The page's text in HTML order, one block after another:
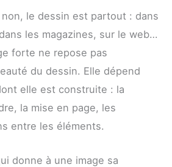
non, le dessin est partout : dans
les magazines, sur le web…
forte ne repose pas
du dessin. Elle dépend
elle est construite : la
la mise en page, les
entre les éléments.
donne à une image sa